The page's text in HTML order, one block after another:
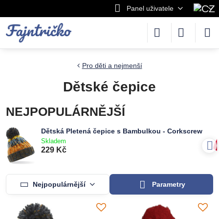
Panel uživatele
Pro děti a nejmenší
Dětské čepice
NEJPOPULÁRNĚJŠÍ
Dětská Pletená čepice s Bambulkou - Corkscrew
Skladem
229 Kč
Nejpopulárnější Parametry